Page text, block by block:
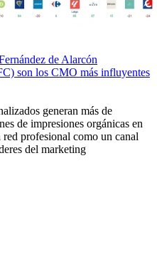
de Alarcón
son los CMO más influyentes
generan más de
de impresiones orgánicas en
profesional como un canal
del marketing